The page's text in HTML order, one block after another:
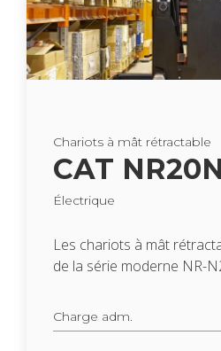
Cha­riots à mât rétrac­table
CAT
Élec­trique
Les cha­riots à mât
de la série moderne NR-
Charge adm.